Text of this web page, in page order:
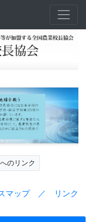
のリンク
マップ ／ リンク